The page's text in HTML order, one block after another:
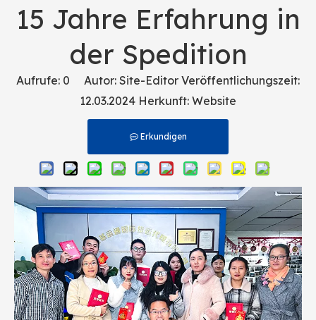
15 Jahre Erfahrung in
der Spedition
Aufrufe: 0 Autor: Site-Editor Veröffentlichungszeit:
12.03.2024 Herkunft: Website
Erkundigen